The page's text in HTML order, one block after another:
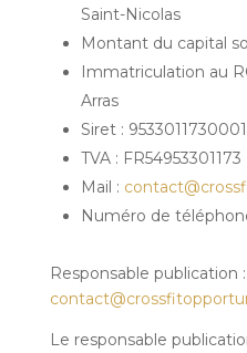
Saint-Nicolas
Montant du capital
Immatriculation au
Arras
Siret :
TVA : FR54953301173
Mail :
Numéro de
Responsable publication
Le responsable